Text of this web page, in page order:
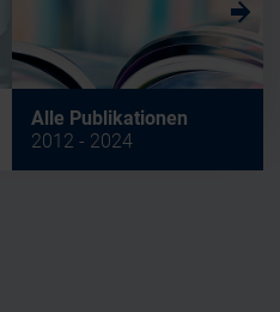
Alle Publikationen
2012 - 2024
w